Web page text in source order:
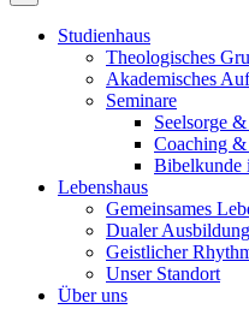
Studienhaus
Theologisches
Akademisches
Seminare
Seelsorge
Coaching
Bibelkunde
Lebenshaus
Gemeinsames
Dualer
Geistlicher
Unser Standort
Über uns